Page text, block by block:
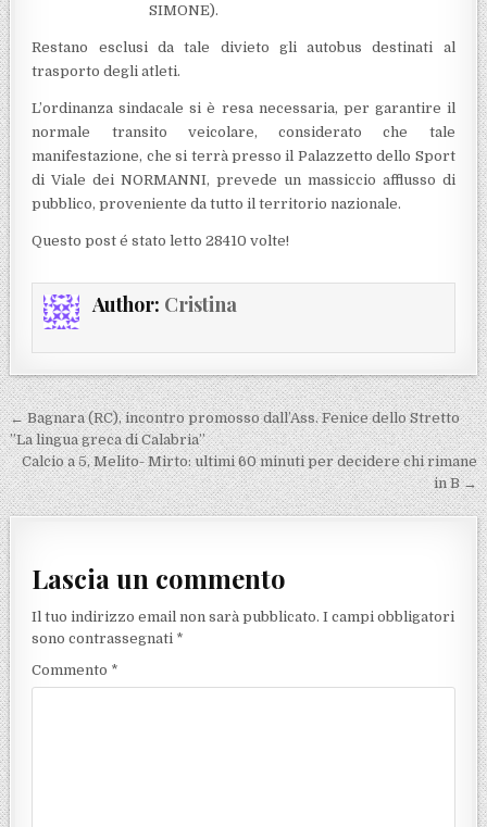
SIMONE).
Restano esclusi da tale divieto gli autobus destinati al
trasporto degli atleti.
L’ordinanza sindacale si è resa necessaria, per garantire il
normale transito veicolare, considerato che tale
manifestazione, che si terrà presso il Palazzetto dello Sport
di Viale dei NORMANNI, prevede un massiccio afflusso di
pubblico, proveniente da tutto il territorio nazionale.
Questo post é stato letto 28410 volte!
Author: Cristina
Navigazione articoli
← Bagnara (RC), incontro promosso dall’Ass. Fenice dello Stretto
”La lingua greca di Calabria”
Calcio a 5, Melito- Mirto: ultimi 60 minuti per decidere chi rimane
in B →
Lascia un commento
Il tuo indirizzo email non sarà pubblicato. I campi obbligatori
sono contrassegnati *
Commento *